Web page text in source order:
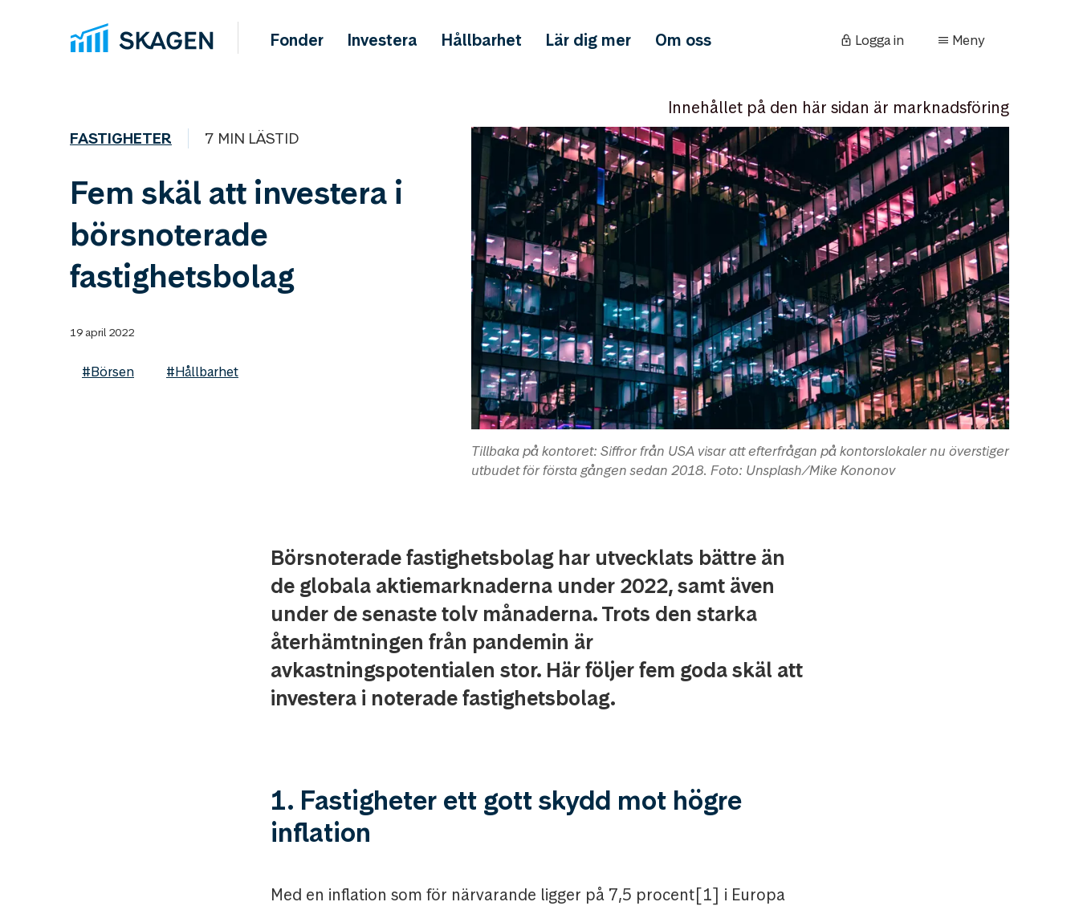
Fonder Investera Hållbarhet Lär dig mer Om oss Logga in Meny
Innehållet på den här sidan är marknadsföring
FASTIGHETER 7 MIN LÄSTID
Fem skäl att investera i
börsnoterade
fastighetsbolag
19 april 2022
#Börsen #Hållbarhet
Tillbaka på kontoret: Siffror från USA visar att efterfrågan på kontorslokaler nu överstiger
utbudet för första gången sedan 2018. Foto: Unsplash/Mike Kononov
Börsnoterade fastighetsbolag har utvecklats bättre än
de globala aktiemarknaderna under 2022, samt även
under de senaste tolv månaderna. Trots den starka
återhämtningen från pandemin är
avkastningspotentialen stor. Här följer fem goda skäl att
investera i noterade fastighetsbolag.
1. Fastigheter ett gott skydd mot högre
inflation
Med en inflation som för närvarande ligger på 7,5 procent[1] i Europa